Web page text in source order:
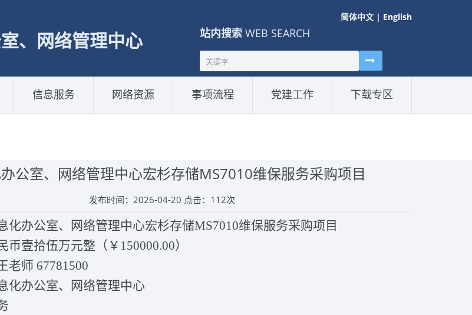
、网络管理中心
简体中文 | English
站内搜索 WEB SEARCH
信息服务 网络资源 事项流程 党建工作 下载专区
公室、网络管理中心宏杉存储MS7010维保服务采购项目
发布时间：2026-04-20 点击： 112次
化办公室、网络管理中心宏杉存储MS7010维保服务采购项目
币壹拾伍万元整（￥150000.00）
老师 67781500
化办公室、网络管理中心